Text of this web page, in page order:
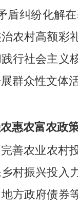
盾纠纷化解
农村高额彩
行社会主义
群众性文体
惠农富农政
完善农业农村
村振兴投入
方政府债券